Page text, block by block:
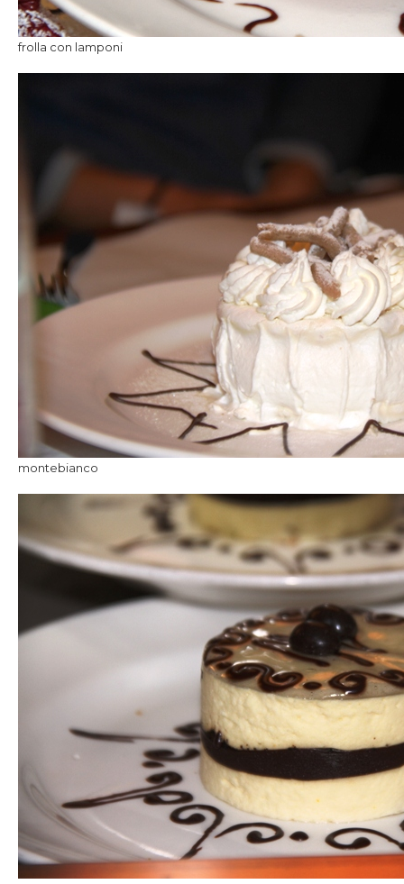
frolla con lamponi
montebianco